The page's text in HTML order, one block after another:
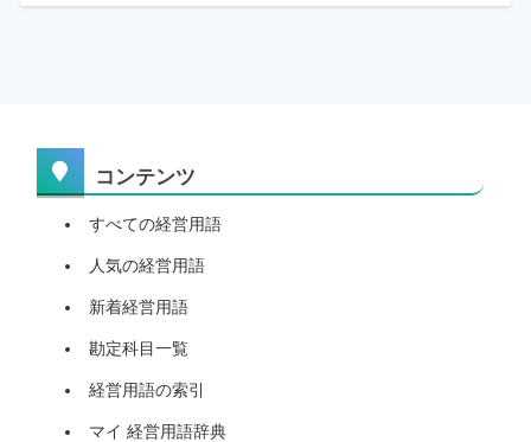
コンテンツ
すべての経営用語
人気の経営用語
新着経営用語
勘定科目一覧
経営用語の索引
マイ 経営用語辞典